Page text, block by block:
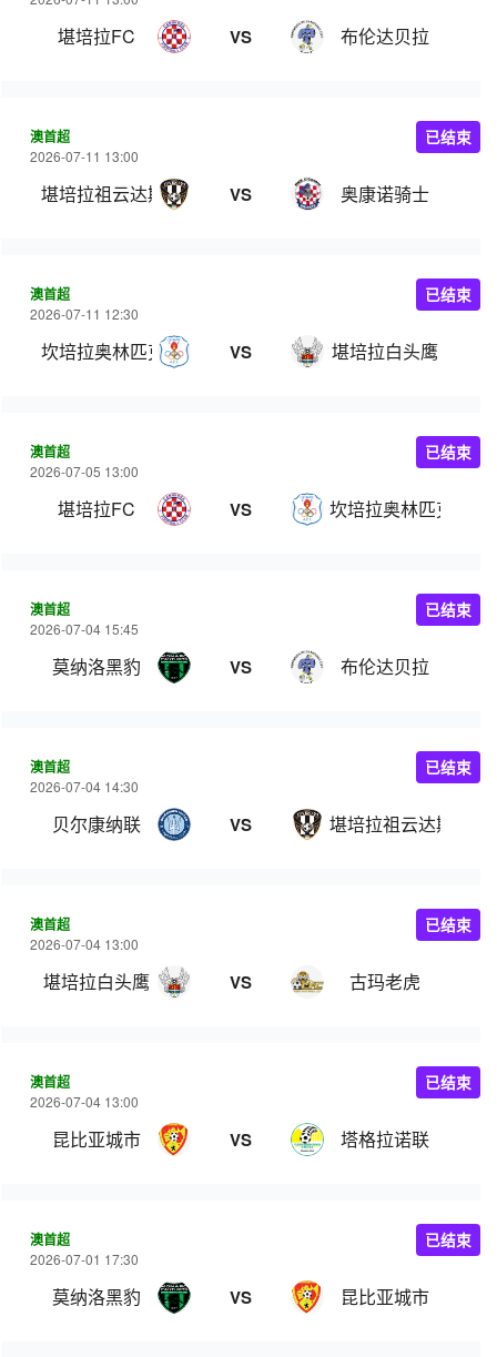
堪培拉FC VS 布伦达贝拉
澳首超
2026-07-11 13:00
堪培拉祖云达斯 VS 奥康诺骑士
已结束
澳首超
2026-07-11 12:30
坎培拉奥林匹克 VS 堪培拉白头鹰
已结束
澳首超
2026-07-05 13:00
堪培拉FC VS 坎培拉奥林匹克
已结束
澳首超
2026-07-04 15:45
莫纳洛黑豹 VS 布伦达贝拉
已结束
澳首超
2026-07-04 14:30
贝尔康纳联 VS 堪培拉祖云达斯
已结束
澳首超
2026-07-04 13:00
堪培拉白头鹰 VS 古玛老虎
已结束
澳首超
2026-07-04 13:00
昆比亚城市 VS 塔格拉诺联
已结束
澳首超
2026-07-01 17:30
莫纳洛黑豹 VS 昆比亚城市
已结束